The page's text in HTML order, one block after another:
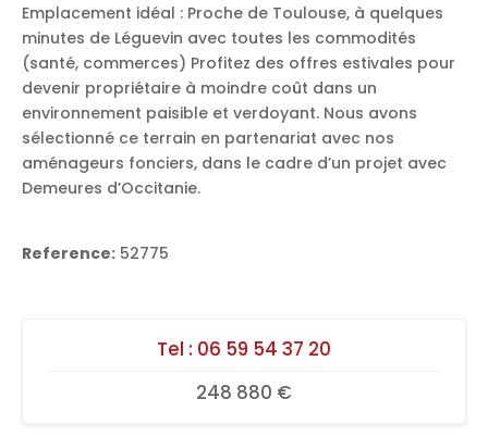
Emplacement idéal : Proche de Toulouse, à quelques
minutes de Léguevin avec toutes les commodités
(santé, commerces) Profitez des offres estivales pour
devenir propriétaire à moindre coût dans un
environnement paisible et verdoyant. Nous avons
sélectionné ce terrain en partenariat avec nos
aménageurs fonciers, dans le cadre d’un projet avec
Demeures d’Occitanie.
Reference: 52775
Tel : 06 59 54 37 20
248 880 €